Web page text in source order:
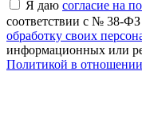
Я даю согласие на
соответствии с № 38-
обработку своих
информационных или
Политикой в